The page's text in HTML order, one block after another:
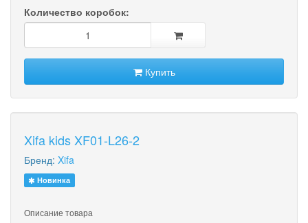
Количество коробок:
Купить
Xifa kids XF01-L26-2
Бренд: Xifa
Новинка
Описание товара